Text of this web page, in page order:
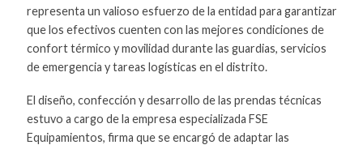
representa un valioso esfuerzo de la entidad para garantizar
que los efectivos cuenten con las mejores condiciones de
confort térmico y movilidad durante las guardias, servicios
de emergencia y tareas logísticas en el distrito.
El diseño, confección y desarrollo de las prendas técnicas
estuvo a cargo de la empresa especializada FSE
Equipamientos, firma que se encargó de adaptar las